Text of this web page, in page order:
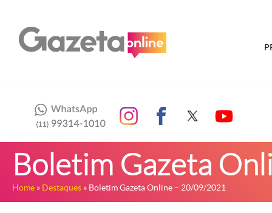
Boletim Gazeta
Home » Destaques » Boletim Gazeta Online – 20/09/2021